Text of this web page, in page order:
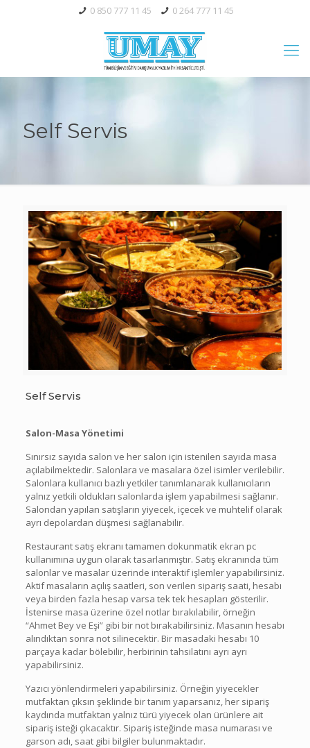
0 850 777 11 45 0 264 777 11 45
Self Servis
Self Servis
Salon-Masa Yönetimi
Sınırsız sayıda salon ve her salon için istenilen sayıda masa
açılabilmektedir. Salonlara ve masalara özel isimler verilebilir.
Salonlara kullanıcı bazlı yetkiler tanımlanarak kullanıcıların
yalnız yetkili oldukları salonlarda işlem yapabilmesi sağlanır.
Salondan yapılan satışların yiyecek, içecek ve muhtelif olarak
ayrı depolardan düşmesi sağlanabilir.
Restaurant satış ekranı tamamen dokunmatik ekran pc
kullanımına uygun olarak tasarlanmıştır. Satış ekranında tüm
salonlar ve masalar üzerinde interaktif işlemler yapabilirsiniz.
Aktif masaların açılış saatleri, son verilen sipariş saati, hesabı
veya birden fazla hesap varsa tek tek hesapları gösterilir.
İstenirse masa üzerine özel notlar bırakılabilir, örneğin
“Ahmet Bey ve Eşi” gibi bir not bırakabilirsiniz. Masanın hesabı
alındıktan sonra not silinecektir. Bir masadaki hesabı 10
parçaya kadar bölebilir, herbirinin tahsilatını ayrı ayrı
yapabilirsiniz.
Yazıcı yönlendirmeleri yapabilirsiniz. Örneğin yiyecekler
mutfaktan çıksın şeklinde bir tanım yaparsanız, her sipariş
kaydında mutfaktan yalnız türü yiyecek olan ürünlere ait
sipariş isteği çıkacaktır. Sipariş isteğinde masa numarası ve
garson adı, saat gibi bilgiler bulunmaktadır.